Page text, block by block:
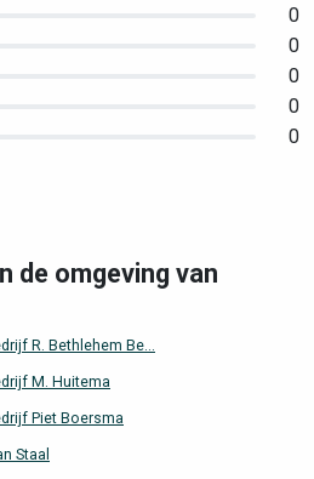
0
0
0
0
0
de omgeving van
R. Bethlehem Be...
M. Huitema
Piet Boersma
Staal